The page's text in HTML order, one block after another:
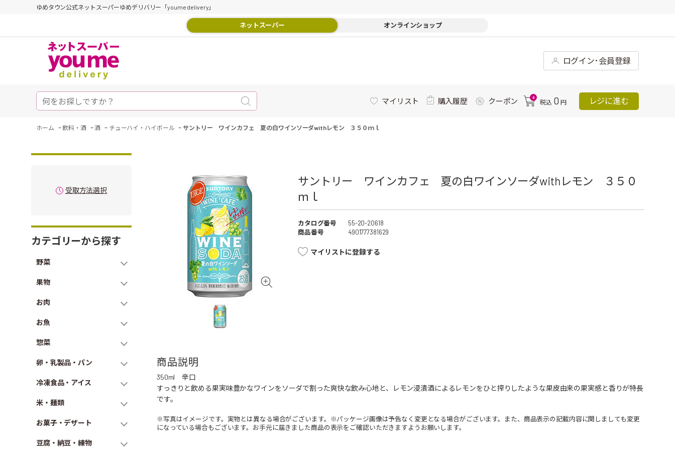
ゆめタウン公式ネットスーパーゆめデリバリー「youme delivery」
ネットスーパー オンラインショップ
ログイン･会員登録
マイリスト 購入履歴 クーポン 0
税込 0 円 レジに進む
ホーム -飲料・酒 -酒 - チューハイ・ハイボール -サントリー ワインカフェ 夏の白ワインソーダwithレモン ３５０ｍｌ
受取方法選択
カテゴリーから探す
野菜
果物
お肉
お魚
惣菜
卵・乳製品・パン
冷凍食品・アイス
米・麺類
お菓子・デザート
豆腐・納豆・練物
サントリー ワインカフェ 夏の白ワインソーダwithレモン ３５０
ｍｌ
カタログ番号
55-20-20618
商品番号
4901777381629
マイリストに登録する
商品説明
350ml 辛口
すっきりと飲める果実味豊かなワインをソーダで割った爽快な飲み心地と、レモン浸漬酒によるレモンをひと搾りしたような果皮由来の果実感と香りが特長
です。
※写真はイメージです。実物とは異なる場合がございます。※パッケージ画像は予告なく変更となる場合がございます。また、商品表示の記載内容に関しましても変更
になっている場合もございます。お手元に届きました商品の表示をご確認いただきますようお願いします。